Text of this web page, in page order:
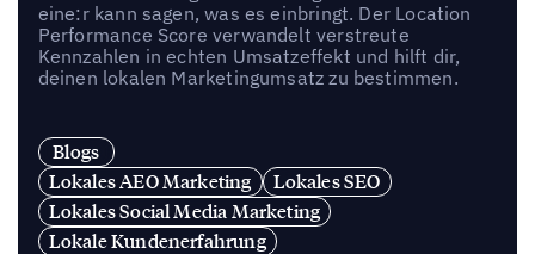
eine:r kann sagen, was es einbringt. Der Location
Performance Score verwandelt verstreute
Kennzahlen in echten Umsatzeffekt und hilft dir,
deinen lokalen Marketingumsatz zu bestimmen.
Blogs
Lokales AEO Marketing
Lokales SEO
Lokales Social Media Marketing
Lokale Kundenerfahrung